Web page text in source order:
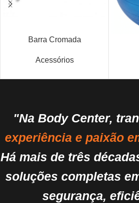
Barra Cromada
Acessórios
"Na Body Center,
experiência e paixão
Há mais de três
soluções completas
segurança,